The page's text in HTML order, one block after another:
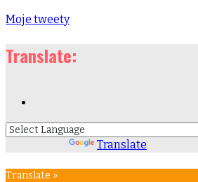
Moje tweety
Translate:
Translate
Translate »